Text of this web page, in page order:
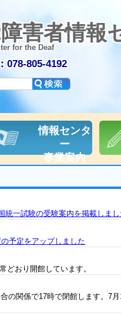
害者情報
for the Deaf
078-805-4192
情報センタ
ー
事業案内
一試験の受験案内を掲載しまし
予定をアップしました
どおり開館しています。
の関係で17時で閉館します。7